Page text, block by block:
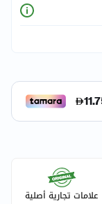
علامات تجارية أصلية